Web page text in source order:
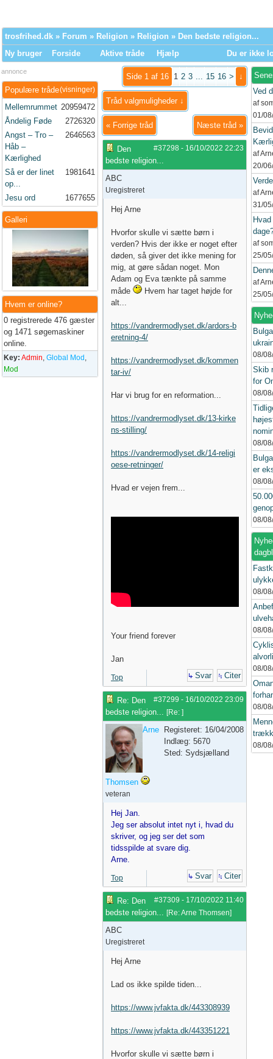
trosfrihed.dk » Forum » Religion » Religion » Den bedste religion...
Ny bruger
Forside Aktive tråde Hjælp Du er ikke
annonce
(visninger)
Populære tråde
Mellemrummet 20959472
Åndelig Føde
2726320
Angst – Tro –
Håb –
Kærlighed
2646563
Så er der linet
op...
1981641
Jesu ord 1677655
Galleri
Hvem er online?
0 registrerede 476 gæster
og 1471 søgemaskiner
online.
Key: Admin, Global Mod ,
Mod
Side 1 af 16 1 2 3 ... 15 16 > ↓
Tråd valgmuligheder ↓
« Forrige tråd Næste tråd »
#37298 - 16/10/2022 22:23
Den
bedste religion...
ABC
Uregistreret
Hej Arne
Hvorfor skulle vi sætte børn i
verden? Hvis der ikke er noget efter
døden, så giver det ikke mening for
mig, at gøre sådan noget. Mon
Adam og Eva tænkte på samme
måde
Hvem har taget højde for
alt...
https://vandrermodlyset.dk/ardors-b
eretning-4/
https://vandrermodlyset.dk/kommen
tar-iv/
Har vi brug for en reformation...
https://vandrermodlyset.dk/13-kirke
ns-stilling/
https://vandrermodlyset.dk/14-religi
oese-retninger/
Hvad er vejen frem...
Your friend forever
Jan
Top Svar Citer
#37299 - 16/10/2022 23:09
Re: Den
bedste religion... [Re: ]
Arne
Thomsen
veteran
Registeret: 16/04/2008
Indlæg: 5670
Sted: Sydsjælland
Hej Jan.
Jeg ser absolut intet nyt i, hvad du
skriver, og jeg ser det som
tidsspilde at svare dig.
Arne.
Top Svar Citer
#37309 - 17/10/2022 11:40
Re: Den
bedste religion... [Re: Arne Thomsen]
ABC
Uregistreret
Hej Arne
Lad os ikke spilde tiden...
https://www.jvfakta.dk/443308939
https://www.jvfakta.dk/443351221
Hvorfor skulle vi sætte børn i
Ved
af
01/
af
20/
af
31/
af
25/
af
25/
08/
Skib
for
08/
08/
er
08/
08/
08/
08/
08/
08/
08/